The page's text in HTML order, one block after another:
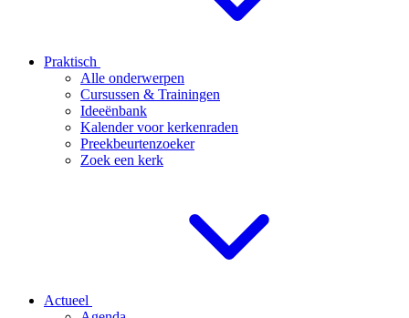
Praktisch
Alle onderwerpen
Cursussen & Trainingen
Ideeënbank
Kalender voor kerkenraden
Preekbeurtenzoeker
Zoek een kerk
Actueel